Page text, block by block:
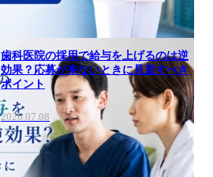
歯科医院の採用で給与を上げるのは逆
効果？応募が来ないときに見直すべき
ポイント
2026.07.08